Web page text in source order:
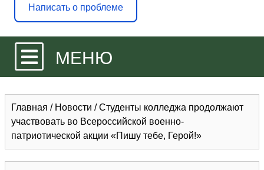
Написать о проблеме
МЕНЮ
Главная / Новости /Студенты колледжа продолжают
участвовать во Всероссийской военно-
патриотической акции «Пишу тебе, Герой!»